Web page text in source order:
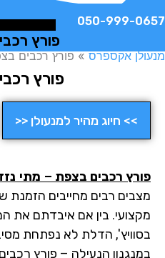
050-999-
פורץ רכבים
אקספרס»פורץ רכבים בצפת
פורץ רכבים
>> חיוג מהיר למנעולן <<
רכבים בצפת– מתי נזדקק
רבים מחייבים הזמנת
בין אם איבדתם את
הדלת לא נפתחת מסיבות
הנעילה – פורץ רכבים